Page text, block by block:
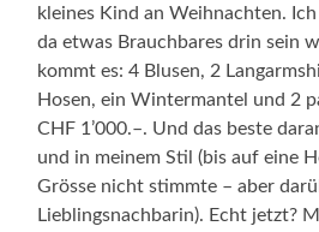
kleines Kind an Weihnachten.
da etwas Brauchbares drin sein
kommt es: 4 Blusen, 2
Hosen, ein Wintermantel und 2
CHF 1’000.–. Und das beste
und in meinem Stil (bis auf eine
Grösse nicht stimmte – aber
Lieblingsnachbarin). Echt jetzt?